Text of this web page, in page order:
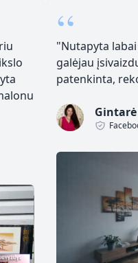
“
"Nutapyta
galėjau
patenkinta,
Gintarė